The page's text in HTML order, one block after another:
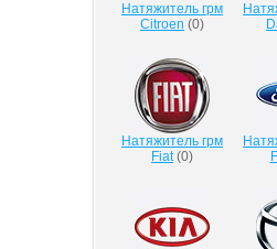
Натяжитель грм
Citroen (0)
Натяжитель грм
Fiat(0)